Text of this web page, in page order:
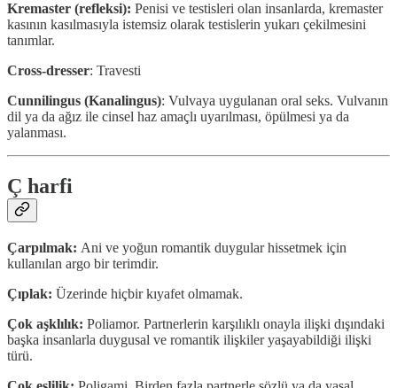
Kremaster (refleksi): Penisi ve testisleri olan insanlarda, kremaster
kasının kasılmasıyla istemsiz olarak testislerin yukarı çekilmesini
tanımlar.
Cross-dresser: Travesti
Cunnilingus (Kanalingus): Vulvaya uygulanan oral seks. Vulvanın
dil ya da ağız ile cinsel haz amaçlı uyarılması, öpülmesi ya da
yalanması.
Ç harfi
Çarpılmak: Ani ve yoğun romantik duygular hissetmek için
kullanılan argo bir terimdir.
Çıplak: Üzerinde hiçbir kıyafet olmamak.
Çok aşklılık: Poliamor. Partnerlerin karşılıklı onayla ilişki dışındaki
başka insanlarla duygusal ve romantik ilişkiler yaşayabildiği ilişki
türü.